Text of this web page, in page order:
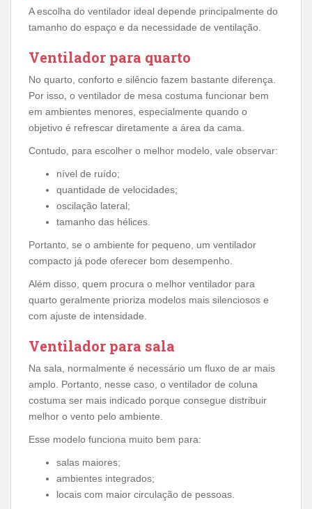
A escolha do ventilador ideal depende principalmente do
tamanho do espaço e da necessidade de ventilação.
Ventilador para quarto
No quarto, conforto e silêncio fazem bastante diferença.
Por isso, o ventilador de mesa costuma funcionar bem
em ambientes menores, especialmente quando o
objetivo é refrescar diretamente a área da cama.
Contudo, para escolher o melhor modelo, vale observar:
nível de ruído;
quantidade de velocidades;
oscilação lateral;
tamanho das hélices.
Portanto, se o ambiente for pequeno, um ventilador
compacto já pode oferecer bom desempenho.
Além disso, quem procura o melhor ventilador para
quarto geralmente prioriza modelos mais silenciosos e
com ajuste de intensidade.
Ventilador para sala
Na sala, normalmente é necessário um fluxo de ar mais
amplo. Portanto, nesse caso, o ventilador de coluna
costuma ser mais indicado porque consegue distribuir
melhor o vento pelo ambiente.
Esse modelo funciona muito bem para:
salas maiores;
ambientes integrados;
locais com maior circulação de pessoas.